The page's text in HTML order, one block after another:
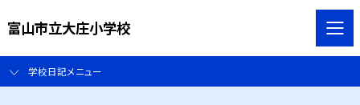
富山市立大庄小学校
学校日記メニュー